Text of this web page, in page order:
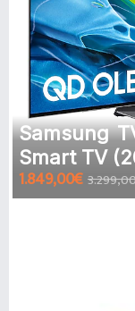
Samsung
Smart TV
1.849,00€